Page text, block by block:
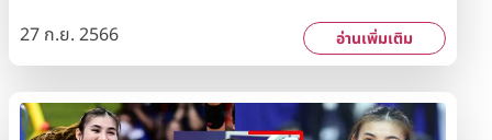
Ltd. ภายใต้ขอบเขต ยกทรง เครื่องหมายการค้า WACOAL
การรับรองดังกล่าวแสดงให้เห็นถึงความมุ่งมั่นของบริษัทฯ ใน
การขับเคลื่อนธุรกิจให้เติบโตอย่างยั่งยืน ตามแนวคิด
เศรษฐกิจหมุนเวียน โดยมุ่งเน้นการใช้ทรัพยากรให้เกิด
27 ก.ย. 2566 อ่านเพิ่มเติม